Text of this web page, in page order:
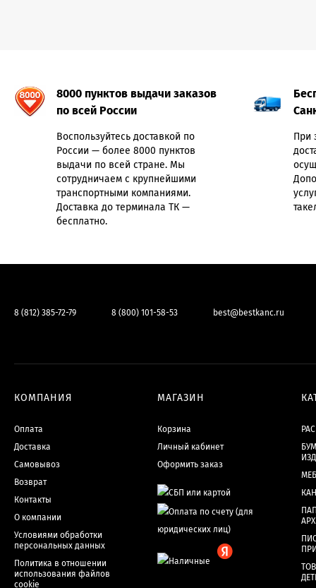
8000 пунктов выдачи заказов
по всей России
Воспользуйтесь доставкой по
России — более 8000 пунктов
выдачи по всей стране. Мы
сотрудничаем с крупнейшими
транспортными компаниями.
Доставка до терминала ТК —
бесплатно.
При
8 (812) 385-72-79 8 (800) 101-58-53 best@bestkanc.ru
КОМПАНИЯ
Оплата
Доставка
Самовывоз
Возврат
Контакты
О компании
Условиями обработки
персональных данных
Политика в отношении
использования файлов
cookie
МАГАЗИН
Корзина
Личный кабинет
Оформить заказ